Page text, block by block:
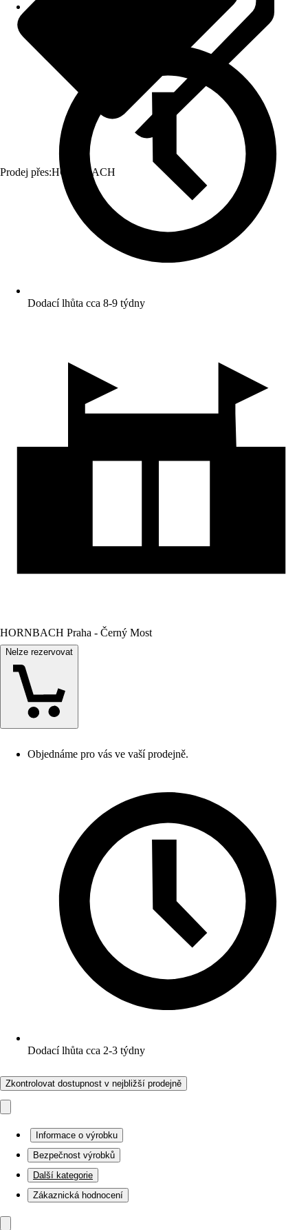
Prodej přes:HORNBACH
Dodací lhůta cca 8-9 týdny
HORNBACH Praha - Černý Most
Nelze rezervovat
Objednáme pro vás ve vaší prodejně.
Dodací lhůta cca 2-3 týdny
Zkontrolovat dostupnost v nejbližší prodejně
Informace o výrobku
Bezpečnost výrobků
Další kategorie
Zákaznická hodnocení